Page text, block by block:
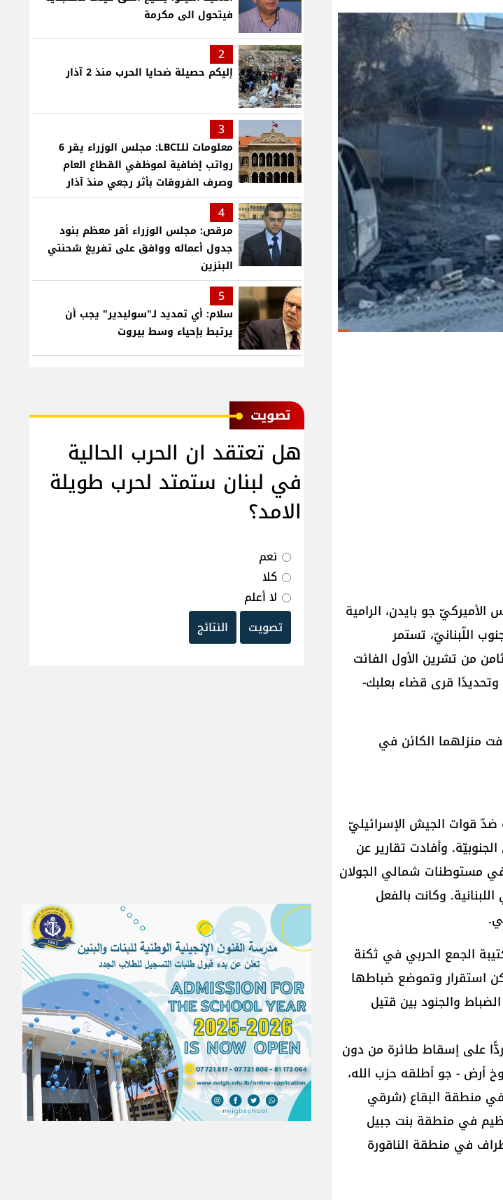
جو بايدن، الرامية
اللّبنانيّ، تستمر
من تشرين الأول الفائت
وتحديدًا قرى قضاء بعلبك-
منزلهما الكائن في
ضدّ قوات الجيش الإسرائيليّ
وأفادت تقارير عن
مستوطنات شمالي الجولان
وكانت بالفعل
‏الجمع الحربي في ثكنة
‏استقرار وتموضع ضباطها
والجنود بين قتيل
ردًّا على إسقاط طائرة من دون
أرض - جو أطلقه حزب الله،
في منطقة البقاع (شرقي
في منطقة بنت جبيل
في منطقة الناقورة
فيتحول الى مكرمة
2
إليكم حصيلة ضحايا الحرب منذ 2 آذار
3
معلومات للـLBCI: مجلس الوزراء يقر 6
رواتب إضافية لموظفي القطاع العام
وصرف الفروقات بأثر رجعي منذ آذار
4
مرقص: مجلس الوزراء أقر معظم بنود
جدول أعماله ووافق على تفريغ شحنتي
البنزين
5
سلام: أي تمديد لـ"سوليدير" يجب أن
يرتبط بإحياء وسط بيروت
ﺗﺼﻮﻳﺖ
هل تعتقد ان الحرب الحالية
في لبنان ستمتد لحرب طويلة
الامد؟
نعم
كلا
لا أعلم
تصويت
النتائج